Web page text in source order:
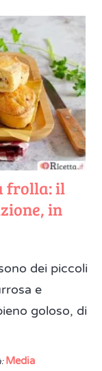
frolla: il
in
dei piccoli
e
goloso, di
Media